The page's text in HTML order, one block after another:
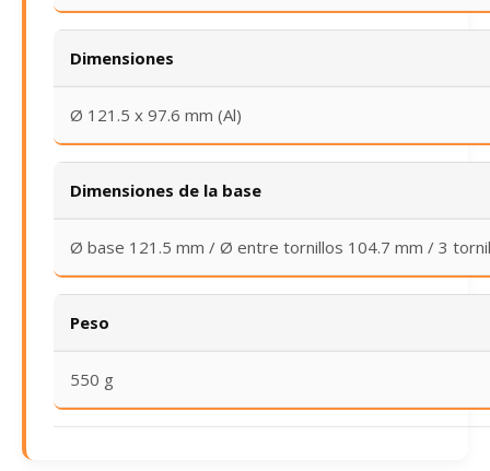
Dimensiones
Ø 121.5 x 97.6 mm (Al)
Dimensiones de la base
Ø base 121.5 mm / Ø entre tornillos 104.7 mm / 3
Peso
550 g